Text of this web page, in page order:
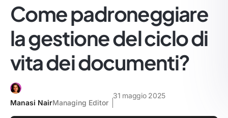
Come padroneggiare
la gestione del ciclo di
vita dei documenti?
Manasi NairManaging Editor
31 maggio 2025